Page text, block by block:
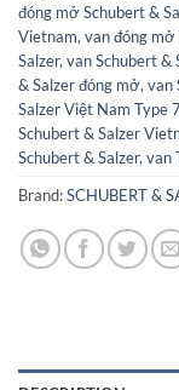
đóng mở Schubert &
Vietnam,van đóng
Salzer,van Schubert &
& Salzer đóng mở,van
Salzer Việt Nam Type
Schubert & Salzer
Schubert & Salzer,van
Brand:SCHUBERT &